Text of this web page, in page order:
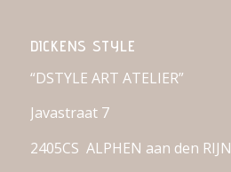
DICKENS STYLE
“DSTYLE ART ATELIER”
Javastraat 7
2405CS ALPHEN aan den RIJN